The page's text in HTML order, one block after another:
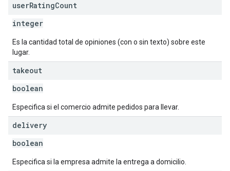
userRatingCount
integer
Es la cantidad total de opiniones (con o sin texto) sobre este
lugar.
takeout
boolean
Especifica si el comercio admite pedidos para llevar.
delivery
boolean
Especifica si la empresa admite la entrega a domicilio.